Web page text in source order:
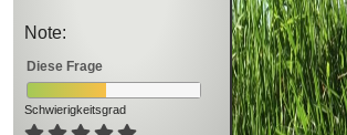
Note:
Diese Frage
Schwierigkeitsgrad